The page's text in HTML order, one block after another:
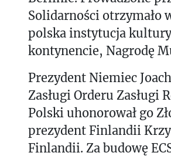
Solidarności otrzymało
polska instytucja
kontynencie, Nagrodę
Prezydent Niemiec
Zasługi Orderu Zasługi
Polski uhonorował go
prezydent Finlandii
Finlandii. Za budowę